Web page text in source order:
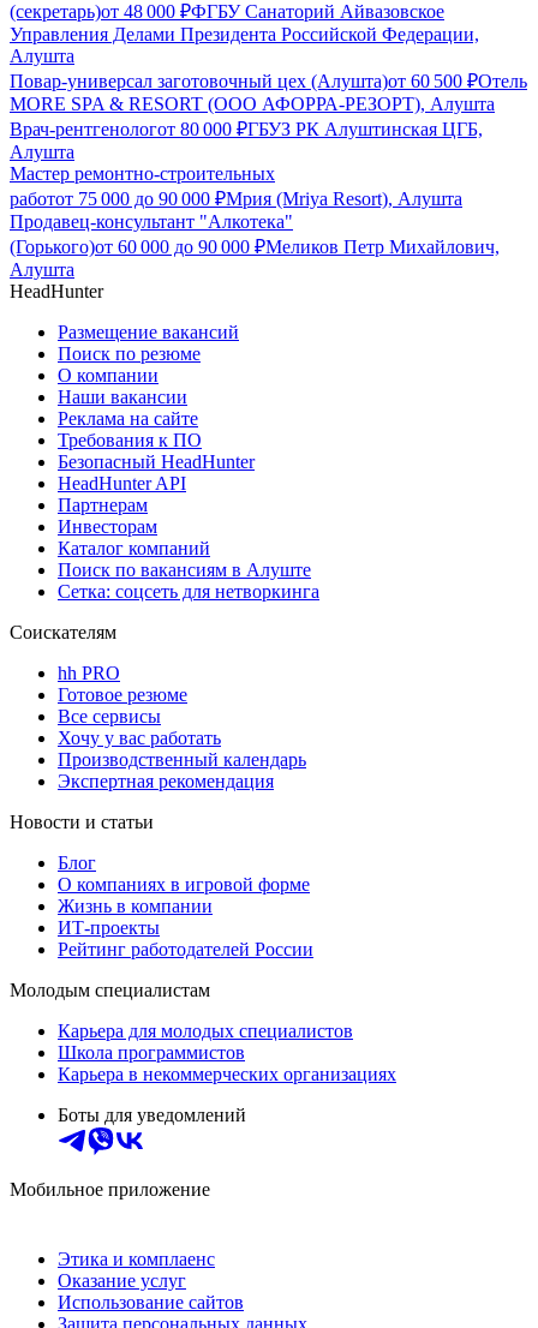
(секретарь)от 48 000 ₽ФГБУ Санаторий Айвазовское
Управления Делами Президента Российской Федерации,
Алушта
Повар-универсал заготовочный цех (Алушта)от 60 500 ₽Отель
MORE SPA & RESORT (ООО АФОРРА-РЕЗОРТ), Алушта
Врач-рентгенологот 80 000 ₽ГБУЗ РК Алуштинская ЦГБ,
Алушта
Мастер ремонтно-строительных
работот 75 000 до 90 000 ₽Мрия (Mriya Resort), Алушта
Продавец-консультант "Алкотека"
(Горького)от 60 000 до 90 000 ₽Меликов Петр Михайлович,
Алушта
HeadHunter
Размещение вакансий
Поиск по резюме
О компании
Наши вакансии
Реклама на сайте
Требования к ПО
Безопасный HeadHunter
HeadHunter API
Партнерам
Инвесторам
Каталог компаний
Поиск по вакансиям в Алуште
Сетка: соцсеть для нетворкинга
Соискателям
hh PRO
Готовое резюме
Все сервисы
Хочу у вас работать
Производственный календарь
Экспертная рекомендация
Новости и статьи
Блог
О компаниях в игровой форме
Жизнь в компании
ИТ-проекты
Рейтинг работодателей России
Молодым специалистам
Карьера для молодых специалистов
Школа программистов
Карьера в некоммерческих организациях
Боты для уведомлений
Мобильное приложение
Этика и комплаенс
Оказание услуг
Использование сайтов